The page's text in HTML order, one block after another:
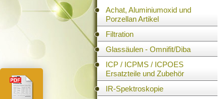
Achat, Aluminiumoxid und
Porzellan Artikel
Filtration
Glassäulen - Omnifit/Diba
ICP / ICPMS / ICPOES
Ersatzteile und Zubehör
IR-Spektroskopie